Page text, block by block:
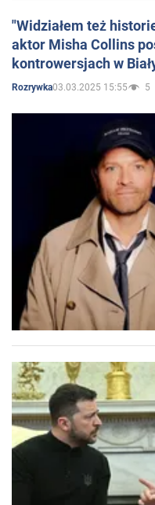
"Widziałem też
aktor Misha Collins
kontrowersjach w
Rozrywka03.03.2025 15:55 5